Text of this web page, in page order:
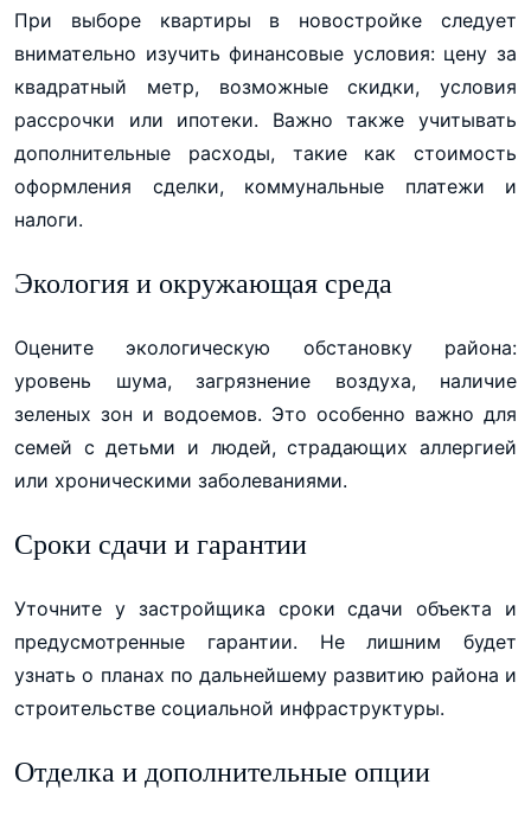
При выборе квартиры в новостройке следует
внимательно изучить финансовые условия: цену за
квадратный метр, возможные скидки, условия
рассрочки или ипотеки. Важно также учитывать
дополнительные расходы, такие как стоимость
оформления сделки, коммунальные платежи и
налоги.
Экология и окружающая среда
Оцените экологическую обстановку района:
уровень шума, загрязнение воздуха, наличие
зеленых зон и водоемов. Это особенно важно для
семей с детьми и людей, страдающих аллергией
или хроническими заболеваниями.
Сроки сдачи и гарантии
Уточните у застройщика сроки сдачи объекта и
предусмотренные гарантии. Не лишним будет
узнать о планах по дальнейшему развитию района и
строительстве социальной инфраструктуры.
Отделка и дополнительные опции